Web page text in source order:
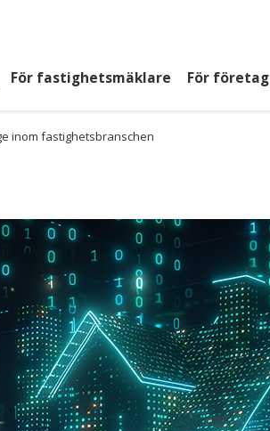
Huvudmeny
För fastighetsmäklare För företag
inom fastighetsbranschen